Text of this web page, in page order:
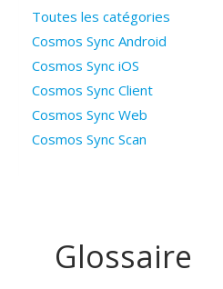
Poser une question
Questions ouvertes
Connexion
Toutes les catégories
Cosmos Sync Android
Cosmos Sync iOS
Cosmos Sync Client
Cosmos Sync Web
Cosmos Sync Scan
Glossaire